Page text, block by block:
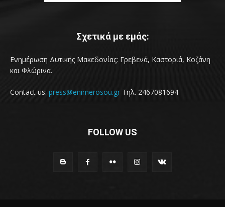
Σχετικά με εμάς:
Ενημέρωση Δυτικής Μακεδονίας: Γρεβενά, Καστοριά, Κοζάνη
και Φλώρινα.
Contact us: press@enimerosou.gr Τηλ. 2467081694
FOLLOW US